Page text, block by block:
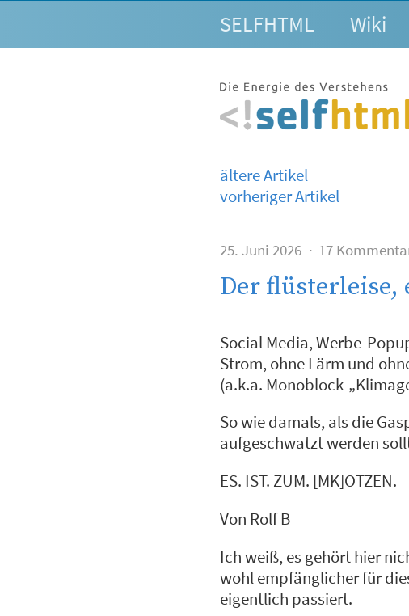
SELFHTML Wiki
ältere Artikel
vorheriger Artikel
25. Juni 2026 17
Der flüsterleise,
Social Media, Werbe-
Strom, ohne Lärm und
(a.k.a. Monoblock-
So wie damals, als die
aufgeschwatzt werden
ES. IST. ZUM. [MK]OTZEN.
Von Rolf B
Ich weiß, es gehört hier
wohl empfänglicher für
eigentlich passiert.